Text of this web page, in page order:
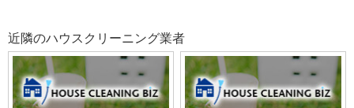
近隣のハウスクリーニング業者